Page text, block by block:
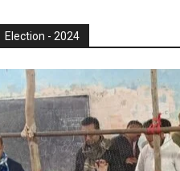
Election - 2024